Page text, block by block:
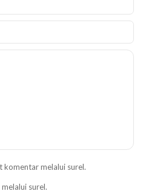
komentar melalui surel.
surel.